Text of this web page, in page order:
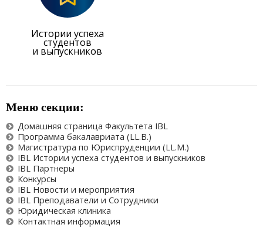
Истории успеха
студентов
и выпускников
Меню секции:
Домашняя страница Факультета IBL
Программа бакалавриата (LL.B.)
Магистратура по Юриспруденции (LL.M.)
IBL Истории успеха студентов и выпускников
IBL Партнеры
Конкурсы
IBL Новости и мероприятия
IBL Преподаватели и Сотрудники
Юридическая клиника
Контактная информация